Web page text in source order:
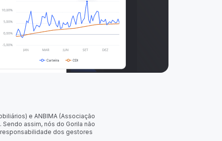
e ANBIMA (Associação
assim, nós do Gorila não
dos gestores